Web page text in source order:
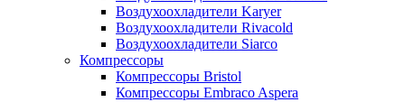
Воздухоохладители Karyer
Воздухоохладители Rivacold
Воздухоохладители Siarco
Компрессоры
Компрессоры Bristol
Компрессоры Embraco Aspera